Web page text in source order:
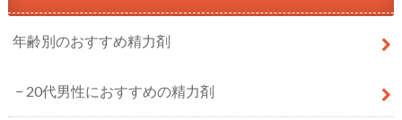
年齢別のおすすめ精力剤
20代男性におすすめの精力剤